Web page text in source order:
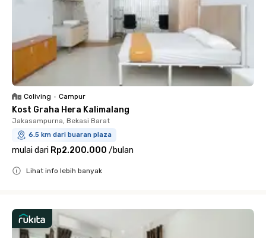
Coliving • Campur
Kost Graha Hera Kalimalang
Jakasampurna, Bekasi Barat
6.5 km dari buaran plaza
mulai dari Rp2.200.000 /bulan
Lihat info lebih banyak